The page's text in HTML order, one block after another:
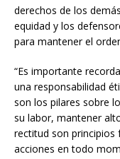
derechos de los
equidad y los
para mantener el
“Es importante
una responsabilidad
son los pilares sobre
su labor, mantener
rectitud son principios
acciones en todo